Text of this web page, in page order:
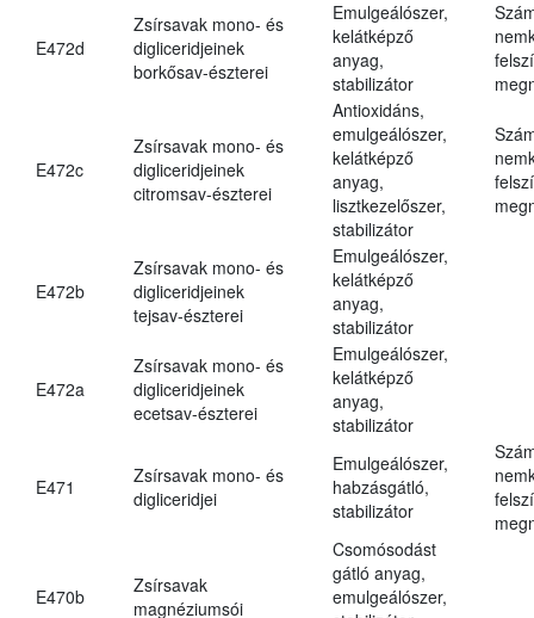
E472d
Zsírsavak mono- és
digliceridjeinek
borkősav-észterei
Emulgeálószer,
kelátképző
anyag,
stabilizátor
E472c
Zsírsavak mono- és
digliceridjeinek
citromsav-észterei
Antioxidáns,
emulgeálószer,
kelátképző
anyag,
lisztkezelőszer,
stabilizátor
E472b
Zsírsavak mono- és
digliceridjeinek
tejsav-észterei
Emulgeálószer,
kelátképző
anyag,
stabilizátor
E472a
Zsírsavak mono- és
digliceridjeinek
ecetsav-észterei
Emulgeálószer,
kelátképző
anyag,
stabilizátor
E471
Zsírsavak mono- és
digliceridjei
Emulgeálószer,
habzásgátló,
stabilizátor
E470b
Zsírsavak
magnéziumsói
Csomósodást
gátló anyag,
emulgeálószer,